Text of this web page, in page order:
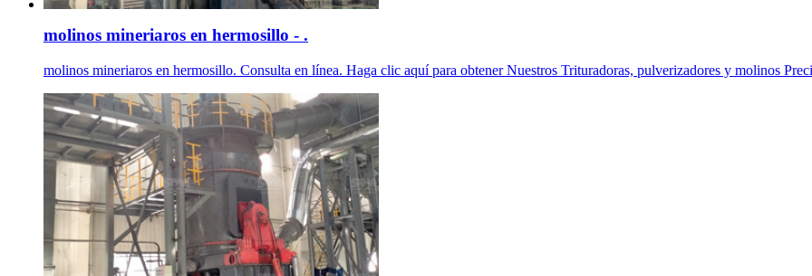
molinos mineriaros en hermosillo - .
molinos mineriaros en hermosillo. Consulta en línea. Haga clic aquí para obtener Nuestros Trituradoras, pulverizadores y molinos